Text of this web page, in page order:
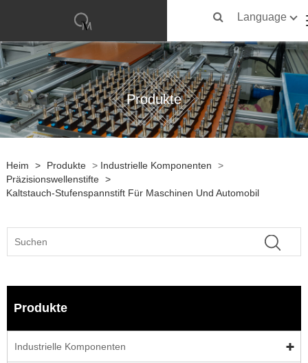
Language
Produkte
Heim > Produkte > Industrielle Komponenten
>
Präzisionswellenstifte >
Kaltstauch-Stufenspannstift Für Maschinen Und Automobil
Produkte
Industrielle Komponenten